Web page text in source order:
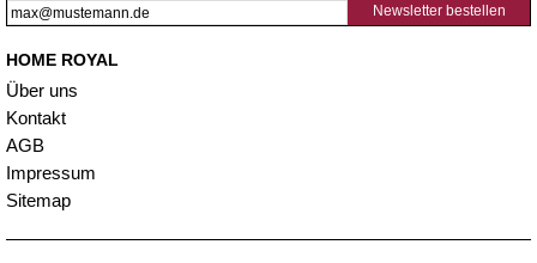
Newsletter bestellen
HOME ROYAL
Über uns
Kontakt
AGB
Impressum
Sitemap